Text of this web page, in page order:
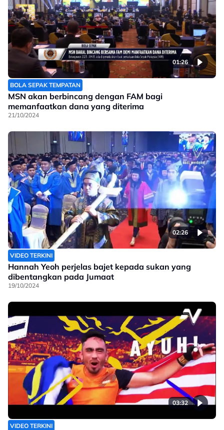
01:26
BOLA SEPAK TEMPATAN
MSN akan berbincang dengan FAM bagi
memanfaatkan dana yang diterima
21/10/2024
02:26
VIDEO TERKINI
Hannah Yeoh perjelas bajet kepada sukan yang
dibentangkan pada Jumaat
19/10/2024
03:32
VIDEO TERKINI